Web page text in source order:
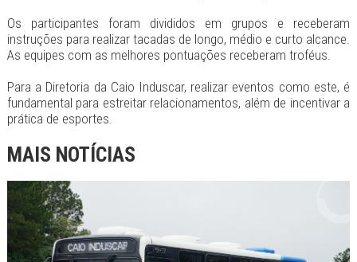
Os participantes foram divididos em grupos e receberam
instruções para realizar tacadas de longo, médio e curto alcance.
As equipes com as melhores pontuações receberam troféus.
Para a Diretoria da Caio Induscar, realizar eventos como este, é
fundamental para estreitar relacionamentos, além de incentivar a
prática de esportes.
MAIS NOTÍCIAS